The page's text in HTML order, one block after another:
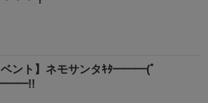
ベント】ネモサンタｷﾀ━━━(ﾟ